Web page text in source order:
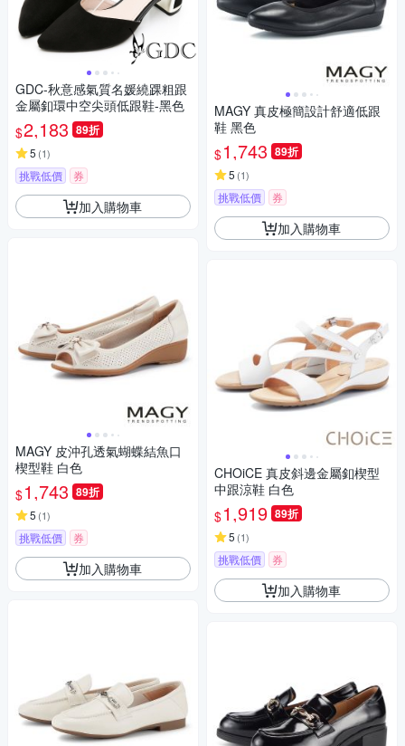
GDC-秋意感氣質名媛繞踝粗跟
金屬釦環中空尖頭低跟鞋-黑色
$2,183 89折
5 (1)
挑戰低價 券
加入購物車
MAGY 皮沖孔透氣蝴蝶結魚口
楔型鞋 白色
$1,743 89折
5 (1)
挑戰低價 券
加入購物車
MAGY 真皮極簡設計舒適低跟
鞋 黑色
$1,743 89折
5 (1)
挑戰低價 券
加入購物車
CHOiCE 真皮斜邊金屬釦楔型
中跟涼鞋 白色
$1,919 89折
5 (1)
挑戰低價 券
加入購物車